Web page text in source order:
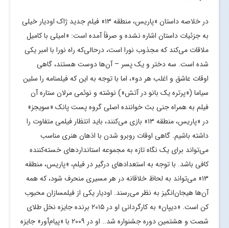
در خلاصه داستان «پاریس، منطقه ۱۳» فیلم جدید ژاک اودیار خیلی
به جزئیات داستان اشاره نشده و صرفاً آمده است: «امیلی با کامیل
ملاقات می‌کند که مجذوب نورا است، درحالی‌که راه نورا با امبر یکی
شده است. سه دختر و یک پسر – آن‌ها دوست هستند، گاهی
اوقات عاشق و اغلب هر دو»، اما با توجه به این که فیلمنامه را سلین
سیاما («پرتره یک بانو در آتش») نوشته و نوئمی مرلان ستاره آن
فیلم به همراه جنی بث خواننده اصلی گروه پست پانک «سویجز»
در «پاریس، منطقه ۱۳» بازی می‌کنند، باید انتظار فیلمی متفاوت را
داشته باشیم. گاهی اوقات روبرو شدن با اذهان هنری مناسب
می‌تواند برای یک نگاه تازه به مجموعه استانداردهای خسته‌کننده
کافی باشد. با توجه به استعدادهای درگیر در فیلم، «پاریس، منطقه
۱۳» می‌تواند به لحاظ خلاقانه در هر مسیری منحرف شود، که همه
آن‌ها هیجان‌انگیز به نظر می‌رسند. اودیار یکی از فیلمسازان محبوب
کن است. «دیپان» به کارگردانی او در ۲۰۱۵ برنده جایزه نخل طلای
شصت و هشتمین دوره جشنواره شد.. او در ۲۰۰۹ با «پیام‌آور» جایزه